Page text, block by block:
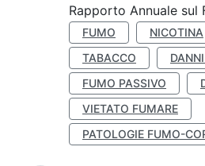
Rapporto Annuale sul
FUMO NICOTINA
TABACCO
FUMO PASSIVO
VIETATO FUMARE
PATOLOGIE FUMO-